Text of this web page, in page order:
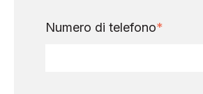
Numero di telefono*